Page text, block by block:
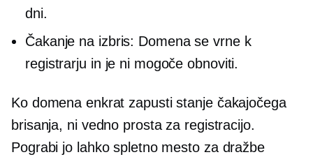
dni.
Čakanje na izbris: Domena se vrne k
registrarju in je ni mogoče obnoviti.
Ko domena enkrat zapusti stanje čakajočega
brisanja, ni vedno prosta za registracijo.
Pograbi jo lahko spletno mesto za dražbe